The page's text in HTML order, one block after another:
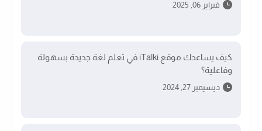
فبراير 06, 2025
كيف يساعدك موقع iTalki في تعلم لغة جديدة بسهولة
وفاعلية؟
ديسيمبر 27, 2024